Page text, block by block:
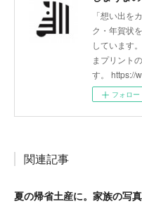
「想い出を
ク・年賀状
しています
まプリント
す。 https://
フォロー
関連記事